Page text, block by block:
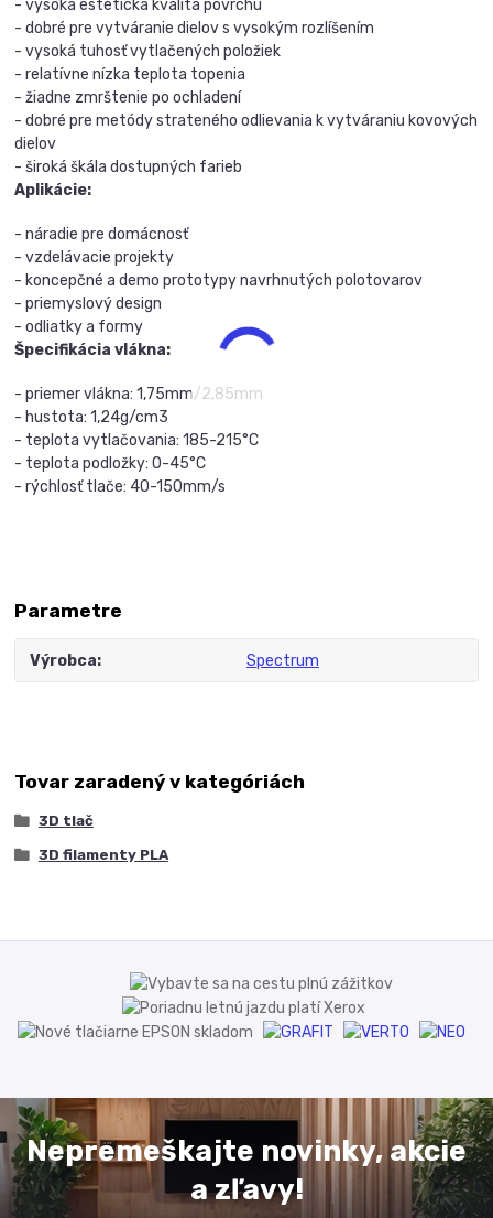
- vysoká estetická kvalita povrchu
- dobré pre vytváranie dielov s vysokým rozlíšením
- vysoká tuhosť vytlačených položiek
- relatívne nízka teplota topenia
- žiadne zmrštenie po ochladení
- dobré pre metódy strateného odlievania k vytváraniu kovových
dielov
- široká škála dostupných farieb
Aplikácie:
- náradie pre domácnosť
- vzdelávacie projekty
- koncepčné a demo prototypy navrhnutých polotovarov
- priemyslový design
- odliatky a formy
Špecifikácia vlákna:
- priemer vlákna: 1,75mm/2,85mm
- hustota: 1,24g/cm3
- teplota vytlačovania: 185-215°C
- teplota podložky: 0-45°C
- rýchlosť tlače: 40-150mm/s
Parametre
Výrobca Spectrum
Tovar zaradený v kategóriách
3D tlač
3D filamenty PLA
Nepremeškajte novinky, akcie
a zľavy!